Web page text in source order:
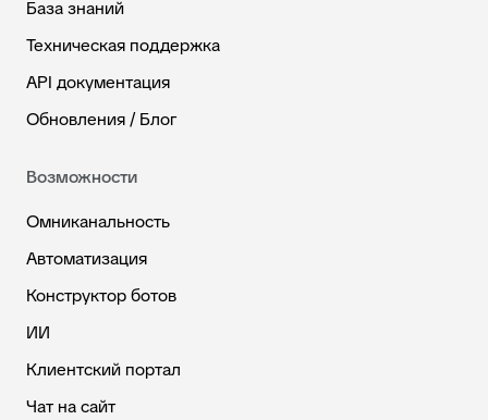
База знаний
Техническая поддержка
API документация
Обновления / Блог
Возможности
Омниканальность
Автоматизация
Конструктор ботов
ИИ
Клиентский портал
Чат на сайт